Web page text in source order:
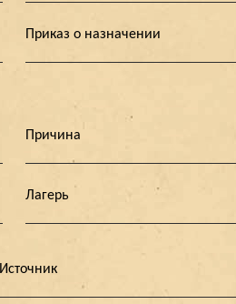
Приказ о назначении
Причина
Лагерь
Источник